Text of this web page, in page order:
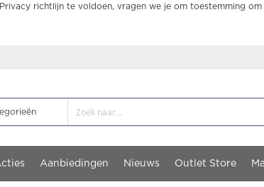
richtlijn te voldoen, vragen we je om toestemming
Aanbiedingen Nieuws Outlet Store